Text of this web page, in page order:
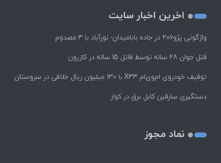
اخرین اخبار سایت
واژگونی پژو۲۰۶ در جاده بابامیدان- نورآباد با ۳ مصدوم
قتل جوان 28 ساله توسط قاتل 15 ساله در کازرون
توقیف خودروی ام‌وی‌ام X33 با ۱۳۰ میلیون ریال خلافی در سروستان
دستگیری سارقین کابل برق در کوار
نماد مجوز